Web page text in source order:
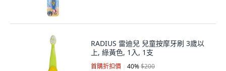
RADIUS 雷迪兒 兒童按摩牙刷 3歲以
上, 綠黃色, 1入, 1支
首購折扣價 40%$200